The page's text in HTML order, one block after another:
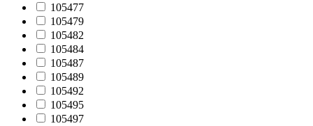
105477
105479
105482
105484
105487
105489
105492
105495
105497